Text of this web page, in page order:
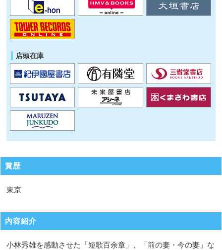
店頭在庫
賞歴
東京
内容紹介
小林秀雄を感動させた「短歌百余章」、「前の妻・今の妻」な